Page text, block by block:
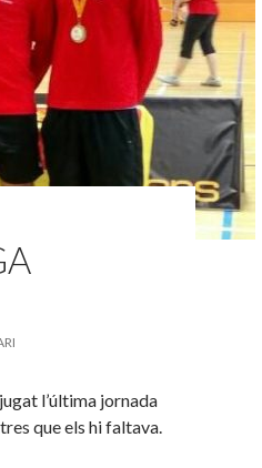
l’última jornada
que els hi faltava.